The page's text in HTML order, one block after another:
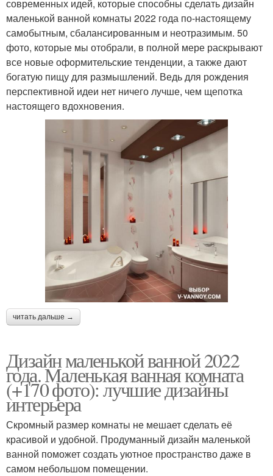
современных идей, которые способны сделать дизайн
маленькой ванной комнаты 2022 года по-настоящему
самобытным, сбалансированным и неотразимым. 50
фото, которые мы отобрали, в полной мере раскрывают
все новые оформительские тенденции, а также дают
богатую пищу для размышлений. Ведь для рождения
перспективной идеи нет ничего лучше, чем щепотка
настоящего вдохновения.
читать дальше →
Дизайн маленькой ванной 2022
года. Маленькая ванная комната
(+170 фото): лучшие дизайны
интерьера
Скромный размер комнаты не мешает сделать её
красивой и удобной. Продуманный дизайн маленькой
ванной поможет создать уютное пространство даже в
самом небольшом помещении.